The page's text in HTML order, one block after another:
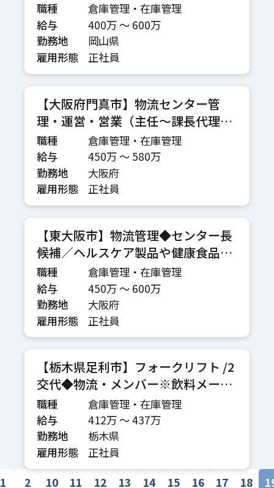
職種
倉庫管理・在庫管理
給与
400万 〜 600万
勤務地
岡山県
雇用形態
正社員
【大阪府門真市】物流センター管
理・運営・営業（主任～課長代理想
定）
職種
倉庫管理・在庫管理
給与
450万 〜 580万
勤務地
大阪府
雇用形態
正社員
【東大阪市】物流管理◆センター長
候補／ヘルスケア製品や健康食品を
扱う老舗企業／東証スタンダード上
場G／年休120日
職種
倉庫管理・在庫管理
給与
450万 〜 600万
勤務地
大阪府
雇用形態
正社員
【栃木県足利市】フォークリフト /2
交代◆物流・メンバー※飲料メーカ
ー
職種
倉庫管理・在庫管理
給与
412万 〜 437万
勤務地
栃木県
雇用形態
正社員
1
2 10 11 12 13 14 15 16 17 18